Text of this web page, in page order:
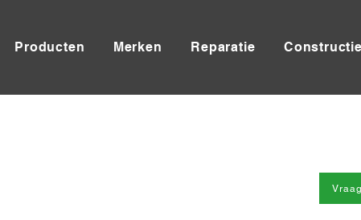
Producten Merken Reparatie Constructie